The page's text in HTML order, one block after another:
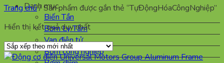
Danh mục
Biến Tần
Bơm Ly Tâm
Van điện tử
Bơm công nghiệp
Trang chủ/Sản phẩm được gắn thẻ “TựĐộngHóaCôngNghiệp”
Hiển thị kết quả duy nhất